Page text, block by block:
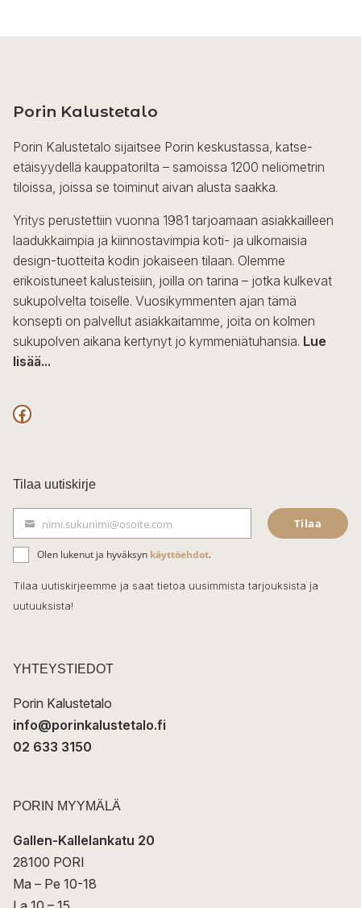
Porin Kalustetalo
Porin Kalustetalo sijaitsee Porin keskustassa, katse-
etäisyydellä kauppatorilta – samoissa 1200 neliömetrin
tiloissa, joissa se toiminut aivan alusta saakka.
Yritys perustettiin vuonna 1981 tarjoamaan asiakkailleen
laadukkaimpia ja kiinnostavimpia koti- ja ulkomaisia
design-tuotteita kodin jokaiseen tilaan. Olemme
erikoistuneet kalusteisiin, joilla on tarina – jotka kulkevat
sukupolvelta toiselle. Vuosikymmenten ajan tämä
konsepti on palvellut asiakkaitamme, joita on kolmen
sukupolven aikana kertynyt jo kymmeniätuhansia. Lue
lisää...
F
c
e
b
o
o
k
Tilaa uutiskirje
ä
h
k
t
nimi.sukunimi@osoite.com Tilaa
Olen lukenut ja hyväksyn käyttöehdot.
Tilaa uutiskirjeemme ja saat tietoa uusimmista tarjouksista ja
uutuuksista!
YHTEYSTIEDOT
Porin Kalustetalo
info@porinkalustetalo.fi
02 633 3150
PORIN MYYMÄLÄ
Gallen-Kallelankatu 20
28100 PORI
Ma – Pe 10-18